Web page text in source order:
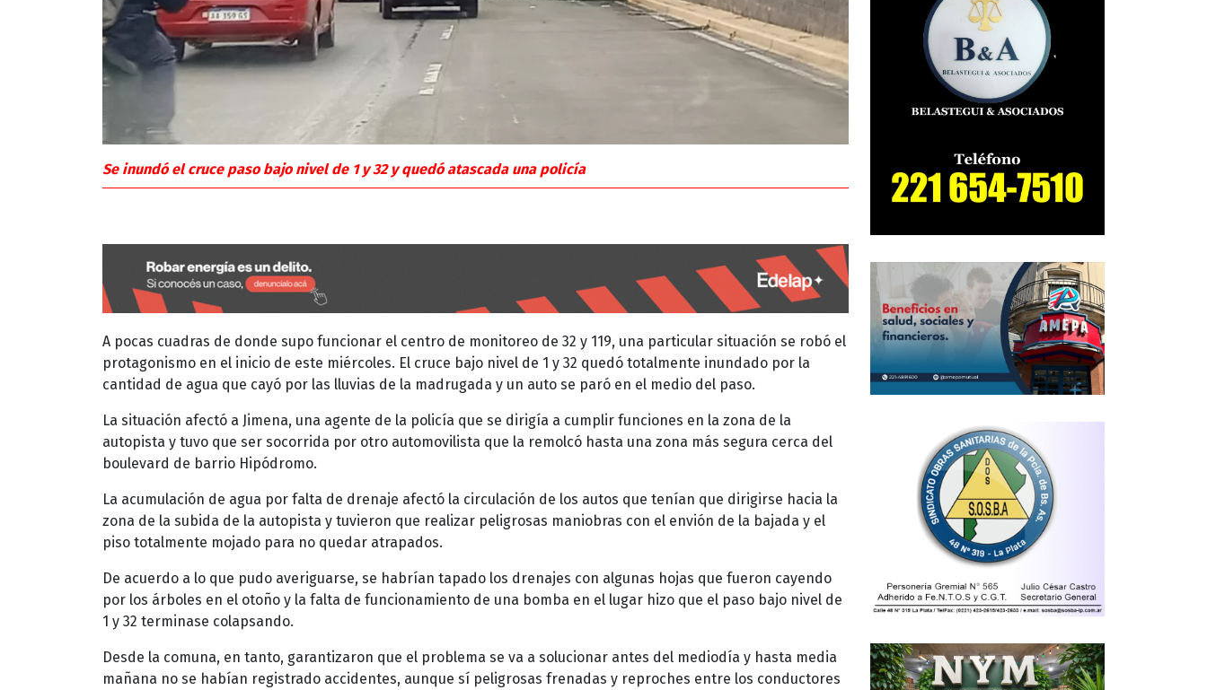
Se inundó el cruce paso bajo nivel de 1 y 32 y quedó atascada una policía
A pocas cuadras de donde supo funcionar el centro de monitoreo de 32 y 119, una particular situación se robó el
protagonismo en el inicio de este miércoles. El cruce bajo nivel de 1 y 32 quedó totalmente inundado por la
cantidad de agua que cayó por las lluvias de la madrugada y un auto se paró en el medio del paso.
La situación afectó a Jimena, una agente de la policía que se dirigía a cumplir funciones en la zona de la
autopista y tuvo que ser socorrida por otro automovilista que la remolcó hasta una zona más segura cerca del
boulevard de barrio Hipódromo.
La acumulación de agua por falta de drenaje afectó la circulación de los autos que tenían que dirigirse hacia la
zona de la subida de la autopista y tuvieron que realizar peligrosas maniobras con el envión de la bajada y el
piso totalmente mojado para no quedar atrapados.
De acuerdo a lo que pudo averiguarse, se habrían tapado los drenajes con algunas hojas que fueron cayendo
por los árboles en el otoño y la falta de funcionamiento de una bomba en el lugar hizo que el paso bajo nivel de
1 y 32 terminase colapsando.
Desde la comuna, en tanto, garantizaron que el problema se va a solucionar antes del mediodía y hasta media
mañana no se habían registrado accidentes, aunque sí peligrosas frenadas y reproches entre los conductores